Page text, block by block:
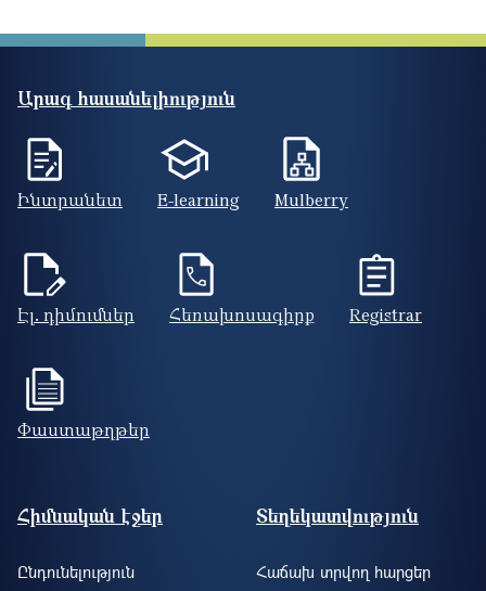
Արագ հասանելիություն
Ինտրանետ E-learning Mulberry
Էլ. դիմումներ Հեռախոսագիրք Registrar
Փաստաթղթեր
Footer site information
Հիմնական էջեր
Ընդունելություն
Տեղեկատվություն
Հաճախ տրվող հարցեր